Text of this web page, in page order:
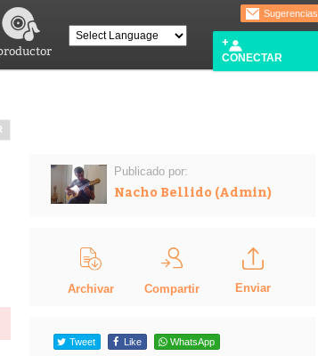
Sugerencias
CONECTAR
Publicado por:
Nacho Bellido (Admin)
Archivar Compartir Enviar
Tweet Like WhatsApp